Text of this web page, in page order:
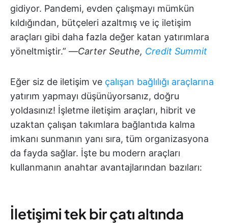
gidiyor. Pandemi, evden çalışmayı mümkün
kıldığından, bütçeleri azaltmış ve iç iletişim
araçları gibi daha fazla değer katan yatırımlara
yöneltmiştir.” —Carter Seuthe, Credit Summit
Eğer siz de iletişim ve çalışan bağlılığı araçlarına
yatırım yapmayı düşünüyorsanız, doğru
yoldasınız! İşletme iletişim araçları, hibrit ve
uzaktan çalışan takımlara bağlantıda kalma
imkanı sunmanın yanı sıra, tüm organizasyona
da fayda sağlar. İşte bu modern araçları
kullanmanın anahtar avantajlarından bazıları:
İletişimi tek bir çatı altında